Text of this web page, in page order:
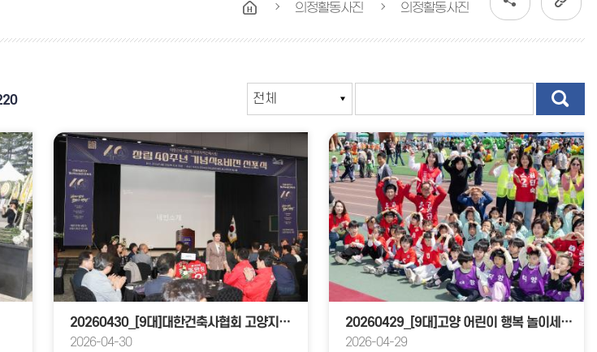
의정활동사진 의정활동사진
20260430_[9대]대한건축사협회 고양지역건축사회 창립40주년 기념식&비전 선포식
2026-04-30
20260429_[9대]고양 어린이 행복 놀이세상 한마당
2026-04-29